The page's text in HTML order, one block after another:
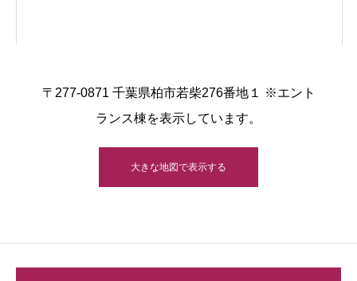
〒277-0871 千葉県柏市若柴276番地１ ※エント
ランス棟を表示しています。
大きな地図で表示する